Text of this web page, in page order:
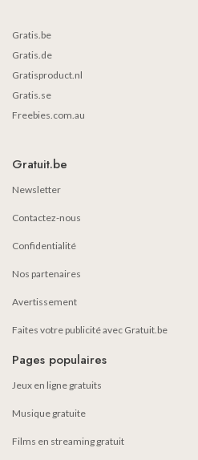
Gratis.be
Gratis.de
Gratisproduct.nl
Gratis.se
Freebies.com.au
Gratuit.be
Newsletter
Contactez-nous
Confidentialité
Nos partenaires
Avertissement
Faites votre publicité avec Gratuit.be
Pages populaires
Jeux en ligne gratuits
Musique gratuite
Films en streaming gratuit